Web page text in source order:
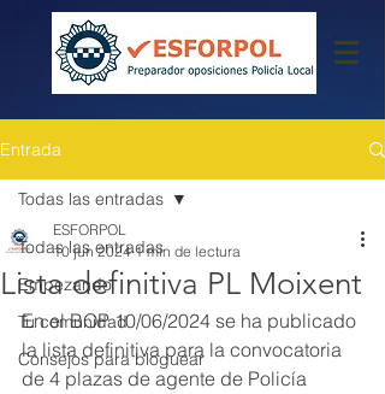
Entrada
Todas las entradas
Empezando
Tu comunidad
Consejos para bloguear
Todas las entradas
Lista definitiva PL Moixent
ESFORPOL
10 jun 2024 1 min de lectura
En el BOP 10/06/2024 se ha publicado
la lista definitiva para la convocatoria
de 4 plazas de agente de Policía